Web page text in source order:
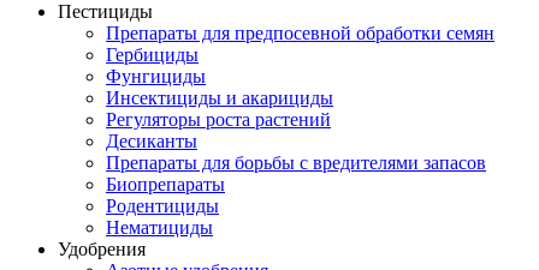
Пестициды
Препараты для предпосевной обработки семян
Гербициды
Фунгициды
Инсектициды и акарициды
Регуляторы роста растений
Десиканты
Препараты для борьбы с вредителями запасов
Биопрепараты
Родентициды
Нематициды
Удобрения